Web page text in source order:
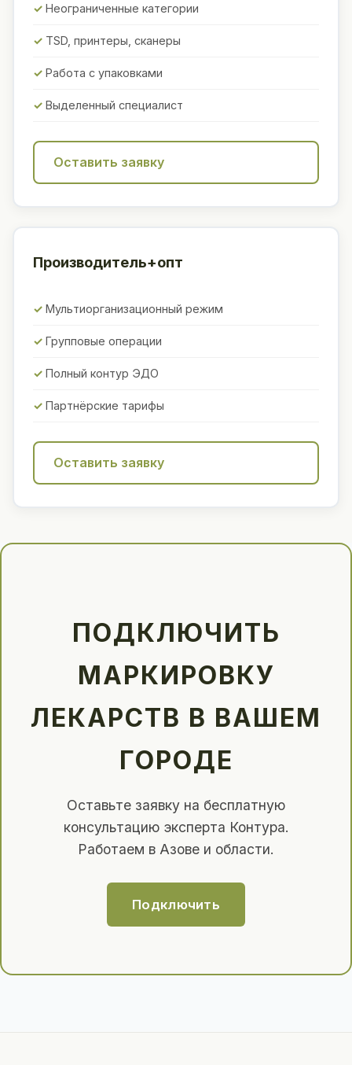
Неограниченные категории
TSD, принтеры, сканеры
Работа с упаковками
Выделенный специалист
Оставить заявку
Производитель+опт
Мультиорганизационный режим
Групповые операции
Полный контур ЭДО
Партнёрские тарифы
Оставить заявку
ПОДКЛЮЧИТЬ
МАРКИРОВКУ
ЛЕКАРСТВ В ВАШЕМ
ГОРОДЕ
Оставьте заявку на бесплатную
консультацию эксперта Контура.
Работаем в Азове и области.
Подключить